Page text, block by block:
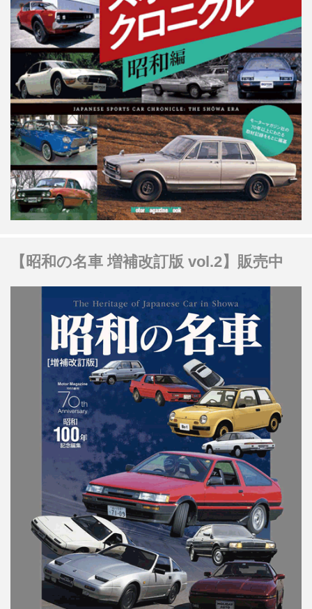
【昭和の名車 増補改訂版 vol.2】販売中